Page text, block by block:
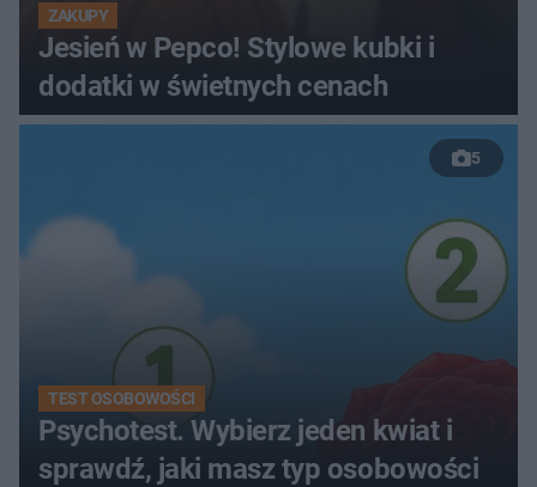
ZAKUPY
Jesień w Pepco! Stylowe kubki i
dodatki w świetnych cenach
5
TEST OSOBOWOŚCI
Psychotest. Wybierz jeden kwiat i
sprawdź, jaki masz typ osobowości